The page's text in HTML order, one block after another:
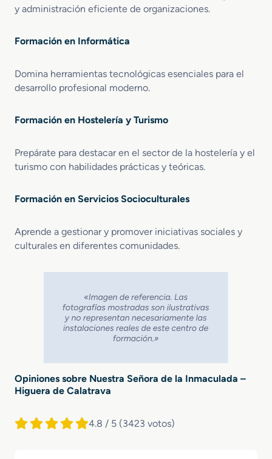
y administración eficiente de organizaciones.
Formación en Informática
Domina herramientas tecnológicas esenciales para el
desarrollo profesional moderno.
Formación en Hostelería y Turismo
Prepárate para destacar en el sector de la hostelería y el
turismo con habilidades prácticas y teóricas.
Formación en Servicios Socioculturales
Aprende a gestionar y promover iniciativas sociales y
culturales en diferentes comunidades.
Opiniones sobre Nuestra Señora de la Inmaculada –
Higuera de Calatrava
4.8 / 5 (3423 votos)